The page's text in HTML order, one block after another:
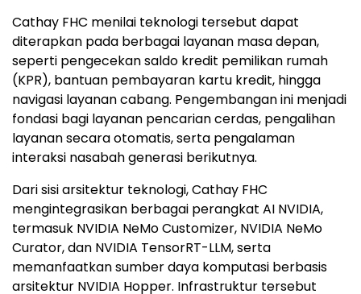
Cathay FHC menilai teknologi tersebut dapat
diterapkan pada berbagai layanan masa depan,
seperti pengecekan saldo kredit pemilikan rumah
(KPR), bantuan pembayaran kartu kredit, hingga
navigasi layanan cabang. Pengembangan ini menjadi
fondasi bagi layanan pencarian cerdas, pengalihan
layanan secara otomatis, serta pengalaman
interaksi nasabah generasi berikutnya.
Dari sisi arsitektur teknologi, Cathay FHC
mengintegrasikan berbagai perangkat AI NVIDIA,
termasuk NVIDIA NeMo Customizer, NVIDIA NeMo
Curator, dan NVIDIA TensorRT-LLM, serta
memanfaatkan sumber daya komputasi berbasis
arsitektur NVIDIA Hopper. Infrastruktur tersebut